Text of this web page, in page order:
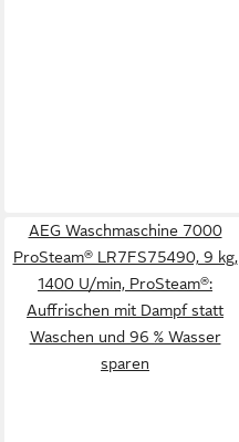
AEG Waschmaschine 7000
ProSteam® LR7FS75490, 9 kg,
1400 U/min, ProSteam®:
Auffrischen mit Dampf statt
Waschen und 96 % Wasser
sparen